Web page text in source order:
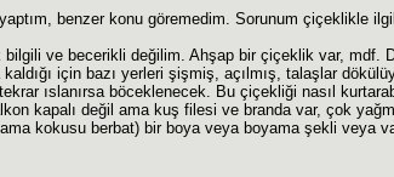
benzer konu göremedim. Sorunum çiçeklikle
ve becerikli değilim. Ahşap bir çiçeklik var, mdf.
kaldığı için bazı yerleri şişmiş, açılmış, talaşlar
ıslanırsa böceklenecek. Bu çiçekliği nasıl
kapalı değil ama kuş filesi ve branda var, çok
kokusu berbat) bir boya veya boyama şekli veya